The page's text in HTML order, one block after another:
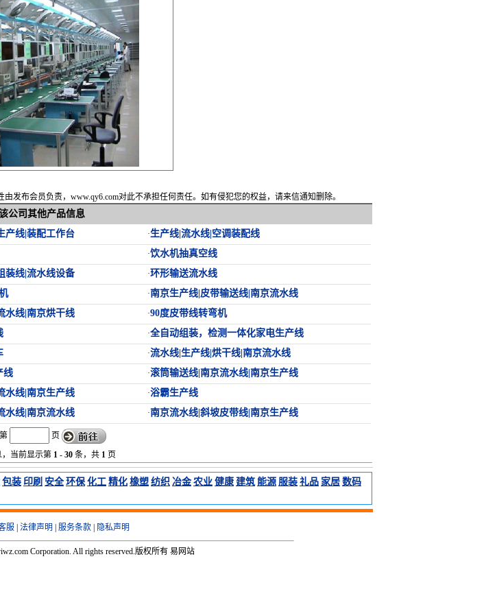
发布会员负责，www.qy6.com对此不承担任何责任。如有侵犯您的权益，请来信通知删除。
公司其他产品信息
产线|装配工作台 ·生产线|流水线|空调装配线
·饮水机抽真空线
装线|流水线设备 ·环形输送流水线
·南京生产线|皮带输送线|南京流水线
水线|南京烘干线 ·90度皮带线转弯机
·全自动组装，检测一体化家电生产线
·流水线|生产线|烘干线|南京流水线
线 ·滚筒输送线|南京流水线|南京生产线
水线|南京生产线 ·浴霸生产线
水线|南京流水线 ·南京流水线|斜坡皮带线|南京生产线
页
当前显示第 1 - 30 条，共 1 页
包装 印刷 安全 环保 化工 精化 橡塑 纺织 冶金 农业 健康 建筑 能源 服装 礼品 家居 数码
服 法律声明 服务条款 隐私声明
Corporation. All rights reserved.版权所有 易网站